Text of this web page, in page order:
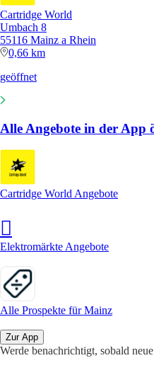
Cartridge World
Umbach 8
55116 Mainz a Rhein
0,66 km
geöffnet
Alle Angebote in der App
Cartridge World Angebote
Elektromärkte Angebote
Alle Prospekte für Mainz
Zur App
Werde benachrichtigt, sobald